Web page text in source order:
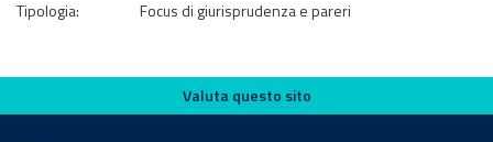
Tipologia:
Focus di giurisprudenza e pareri
Valuta questo sito
Valuta questo sito